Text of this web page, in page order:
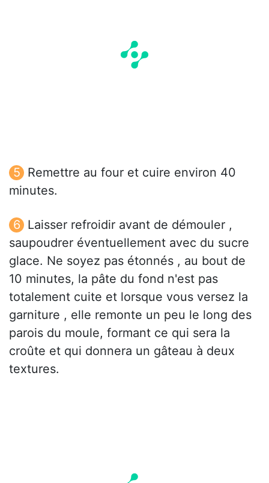
Remettre au four et cuire environ 40
minutes.
Laisser refroidir avant de démouler ,
saupoudrer éventuellement avec du sucre
glace. Ne soyez pas étonnés , au bout de
10 minutes, la pâte du fond n'est pas
totalement cuite et lorsque vous versez la
garniture , elle remonte un peu le long des
parois du moule, formant ce qui sera la
croûte et qui donnera un gâteau à deux
textures.